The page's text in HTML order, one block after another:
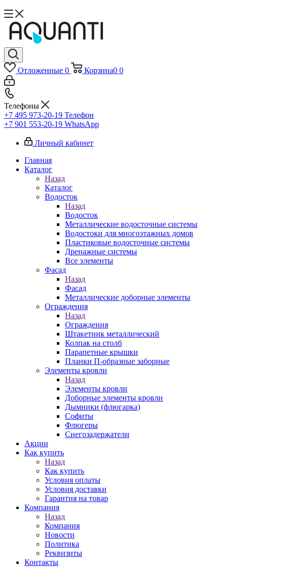
Отложенные 0 Корзина0 0
Телефоны
+7 495 973-20-19 Телефон
+7 901 553-20-19 WhatsApp
Личный кабинет
Главная
Каталог
Назад
Каталог
Водосток
Назад
Водосток
Металлические водосточные системы
Водостоки для многоэтажных домов
Пластиковые водосточные системы
Дренажные системы
Все элементы
Фасад
Назад
Фасад
Металлические доборные элементы
Ограждения
Назад
Ограждения
Штакетник металлический
Колпак на столб
Парапетные крышки
Планки П-образные заборные
Элементы кровли
Назад
Элементы кровли
Доборные элементы кровли
Дымники (флюгарка)
Софиты
Флюгеры
Снегозадержатели
Акции
Как купить
Назад
Как купить
Условия оплаты
Условия доставки
Гарантия на товар
Компания
Назад
Компания
Новости
Политика
Реквизиты
Контакты